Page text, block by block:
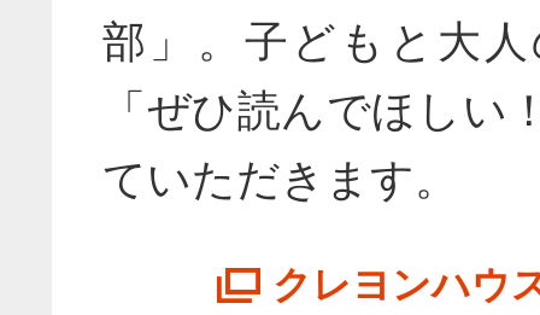
部」。子どもと大
「ぜひ読んでほしい
ていただきます。
クレヨンハウ